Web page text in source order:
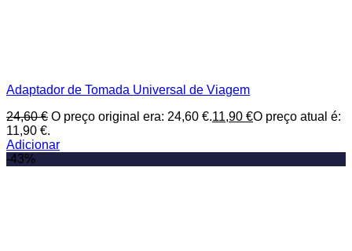
Adaptador de Tomada Universal de Viagem
24,60€ O preço original era: 24,60 €.11,90 €O preço atual é:
11,90 €.
Adicionar
-43%